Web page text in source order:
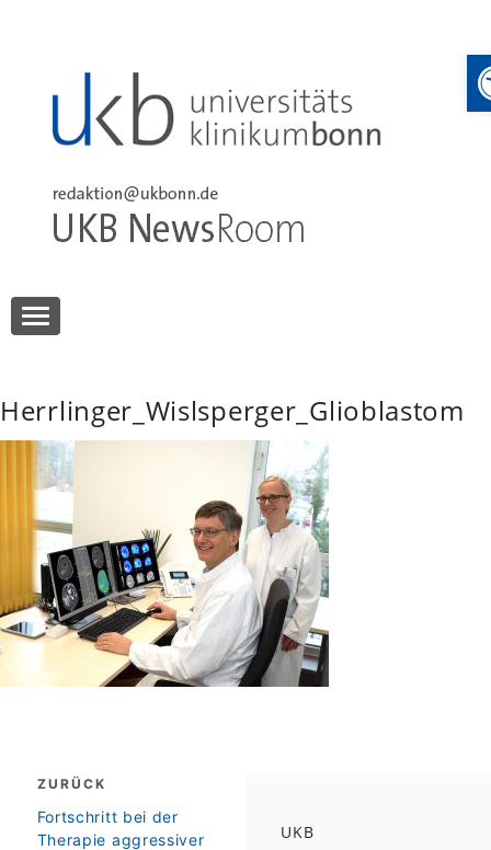
UKB NewsRoom
Herrlinger_Wislsperger_Glioblastom
Beitragsnavigation
ZURÜCK
zurück
Fortschritt bei der
Therapie aggressiver
UKB